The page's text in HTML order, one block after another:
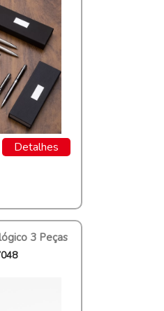
Detalhes
3 Peças